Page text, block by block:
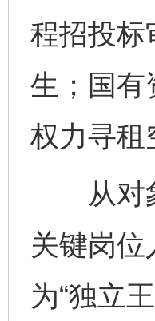
程招投标
生；国有
权力寻租
从对象
关键岗位
为“独立